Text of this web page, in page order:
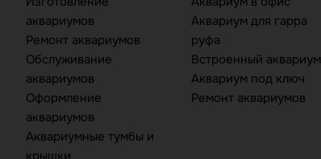
аквариумов
Ремонт аквариумов
Обслуживание
аквариумов
Оформление
аквариумов
Аквариумные тумбы и
крышки
Аквариум для гарра
руфа
Встроенный аквариум
Аквариум под ключ
Ремонт аквариумов